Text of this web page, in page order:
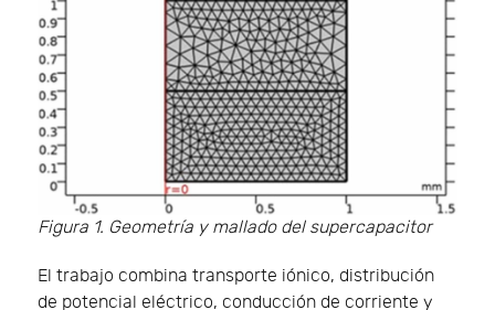
Figura 1. Geometría y mallado del supercapacitor
El trabajo combina transporte iónico, distribución
de potencial eléctrico, conducción de corriente y